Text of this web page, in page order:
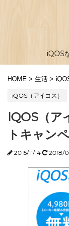
iQOS
HOME > 生活 >
iQOS（アイコス）
IQOS（ア
トキャン
2015/11/14 2018/